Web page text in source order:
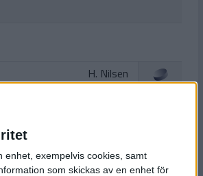
enhet, exempelvis cookies, samt
som skickas av en enhet för
H. Nilsen
(ass.B. McLaughlin)
L. Halmrast Johansen (PP)
(ass.R. Lasch,M. Olimb ) 7:00